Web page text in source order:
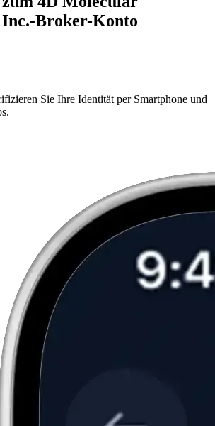
Broker-Konto
Sie Ihre Identität per Smartphone und